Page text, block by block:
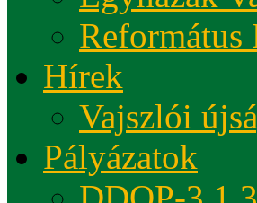
Református
Hírek
Vajszlói
Pályázatok